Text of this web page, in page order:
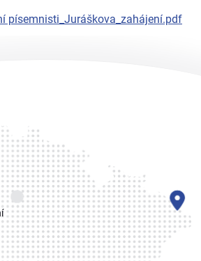
písemnisti_Juráškova_zahájení.pdf